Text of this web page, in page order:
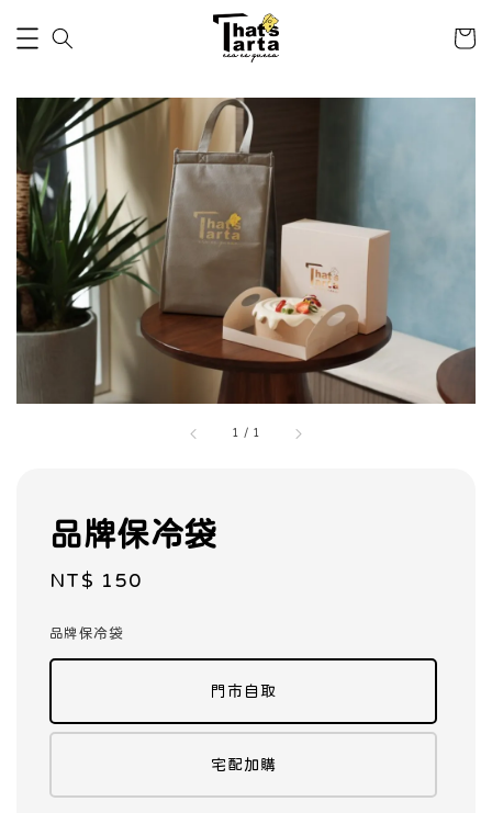
1 / 1
品牌保冷袋
Regular
NT$ 150
品牌保冷袋
門市自取
宅配加購